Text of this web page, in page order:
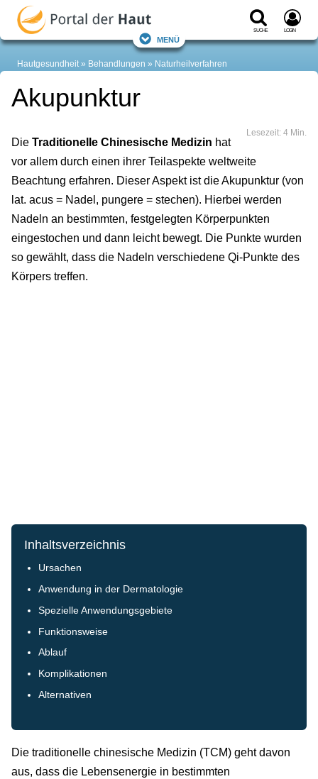
Suche Login
Menü
Hautgesundheit Behandlungen Naturheilverfahren
Akupunktur
Lesezeit: 4 Min.
Die Traditionelle Chinesische Medizin hat
vor allem durch einen ihrer Teilaspekte weltweite
Beachtung erfahren. Dieser Aspekt ist die Akupunktur (von
lat. acus = Nadel, pungere = stechen). Hierbei werden
Nadeln an bestimmten, festgelegten Körperpunkten
eingestochen und dann leicht bewegt. Die Punkte wurden
so gewählt, dass die Nadeln verschiedene Qi-Punkte des
Körpers treffen.
Inhaltsverzeichnis
Ursachen
Anwendung in der Dermatologie
Spezielle Anwendungsgebiete
Funktionsweise
Ablauf
Komplikationen
Alternativen
Die traditionelle chinesische Medizin (TCM) geht davon
aus, dass die Lebensenergie in bestimmten